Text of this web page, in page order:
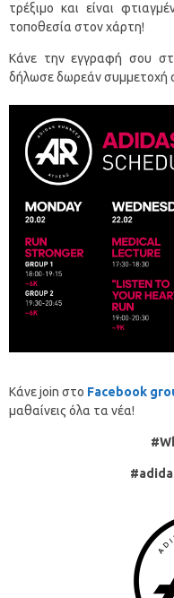
τρέξιμο και είναι
τοποθεσία στον χάρτη!
Κάνε την εγγραφή σου
δήλωσε δωρεάν συμμετοχή
Κάνε join στο Facebook
μαθαίνεις όλα τα νέα!
#
#